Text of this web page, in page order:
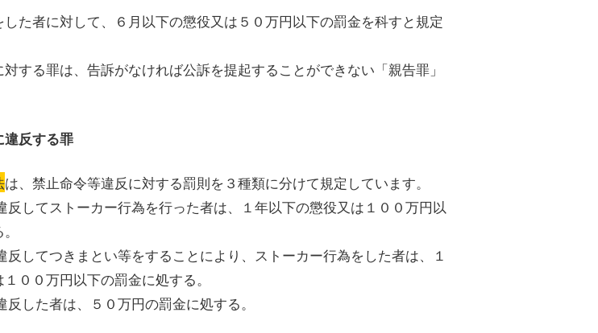
た者に対して、６月以下の懲役又は５０万円以下の罰金を科すと規定
する罪は、告訴がなければ公訴を提起することができない「親告罪」
違反する罪
は、禁止命令等違反に対する罰則を３種類に分けて規定しています。
反してストーカー行為を行った者は、１年以下の懲役又は１００万円以
反してつきまとい等をすることにより、ストーカー行為をした者は、１
００万円以下の罰金に処する。
した者は、５０万円の罰金に処する。